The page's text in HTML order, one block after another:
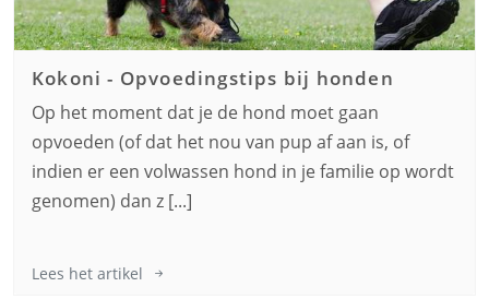
Kokoni - Opvoedingstips bij honden
Op het moment dat je de hond moet gaan
opvoeden (of dat het nou van pup af aan is, of
indien er een volwassen hond in je familie op wordt
genomen) dan z [...]
Lees het artikel